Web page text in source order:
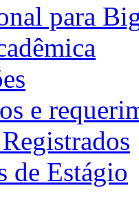
para
e
de Estágio